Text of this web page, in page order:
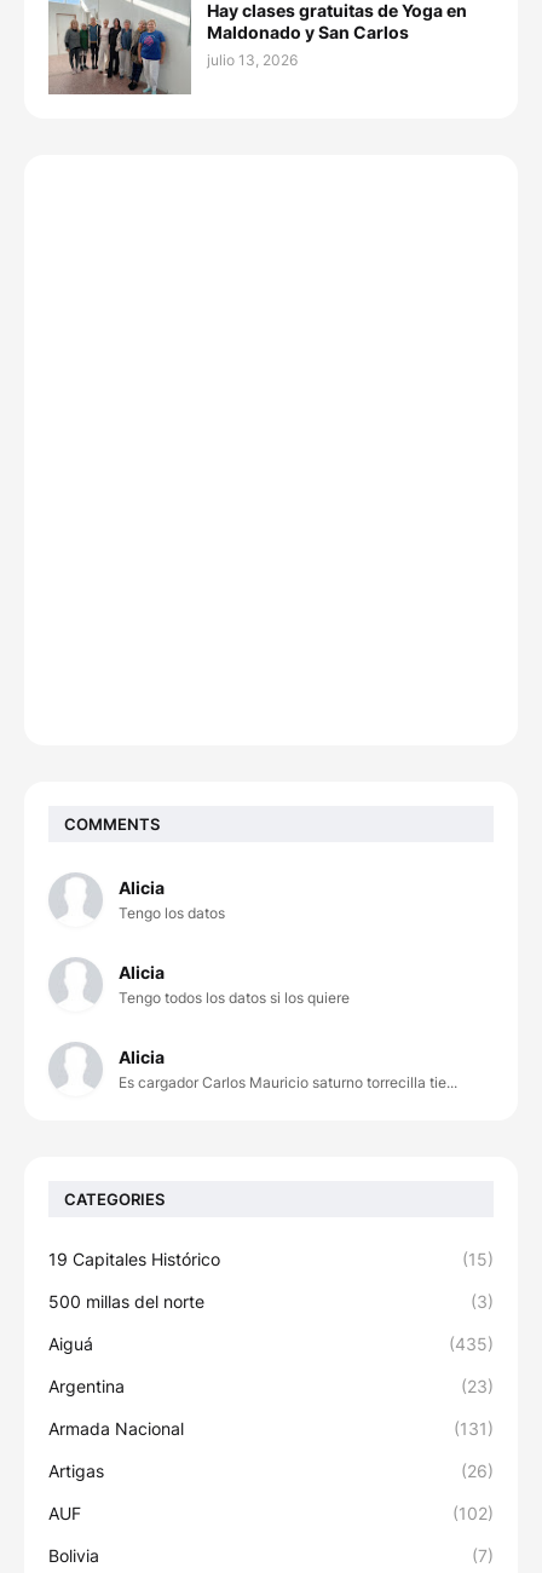
Hay clases gratuitas de Yoga en
Maldonado y San Carlos
julio 13, 2026
COMMENTS
Alicia
Tengo los datos
Alicia
Tengo todos los datos si los quiere
Alicia
Es cargador Carlos Mauricio saturno torrecilla tie...
CATEGORIES
19 Capitales Histórico (15)
500 millas del norte (3)
Aiguá (435)
Argentina (23)
Armada Nacional (131)
Artigas (26)
AUF (102)
Bolivia (7)